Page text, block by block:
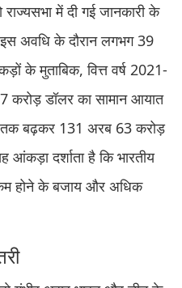
में दी गई जानकारी के
अवधि के दौरान लगभग 39
के मुताबिक, वित्त वर्ष 2021-
करोड़ डॉलर का सामान आयात
तक बढ़कर 131 अरब 63 करोड़
दर्शाता है कि भारतीय
होने के बजाय और अधिक